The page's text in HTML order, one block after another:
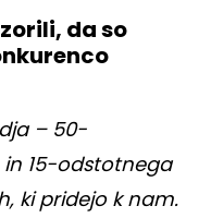
da so
– 50-
15-odstotnega
ki pridejo k nam.